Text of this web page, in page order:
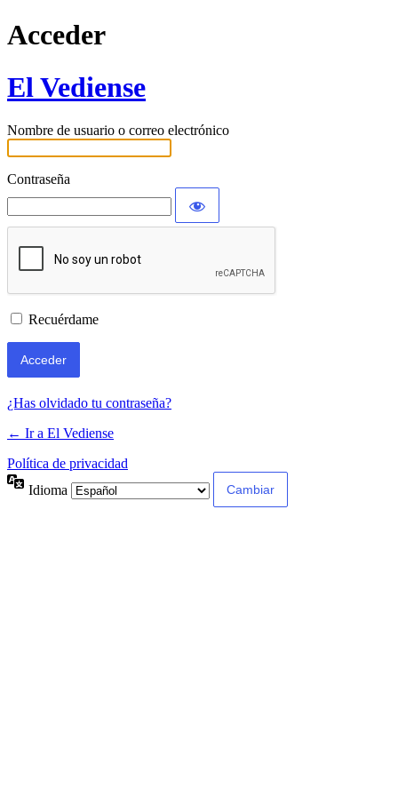
Acceder
El Vediense
Nombre de usuario o correo electrónico
Contraseña
Recuérdame
¿Has olvidado tu contraseña?
← Ir a El Vediense
Política de privacidad
Idioma